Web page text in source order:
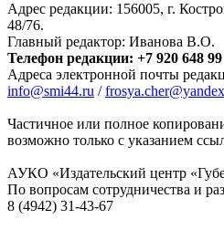
Адрес редакции: 156005, г.
48/76.
Главный редактор: Иванова В.О.
Телефон редакции: +7 920 648
Адреса электронной почты
info@smi44.ru /
Частичное или полное
возможно только с указанием
АУКО «Издательский центр
По вопросам сотрудничества и
8 (4942) 31-43-67